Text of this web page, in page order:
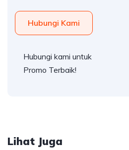
Hubungi Kami
Hubungi kami untuk
Promo Terbaik!
Lihat Juga